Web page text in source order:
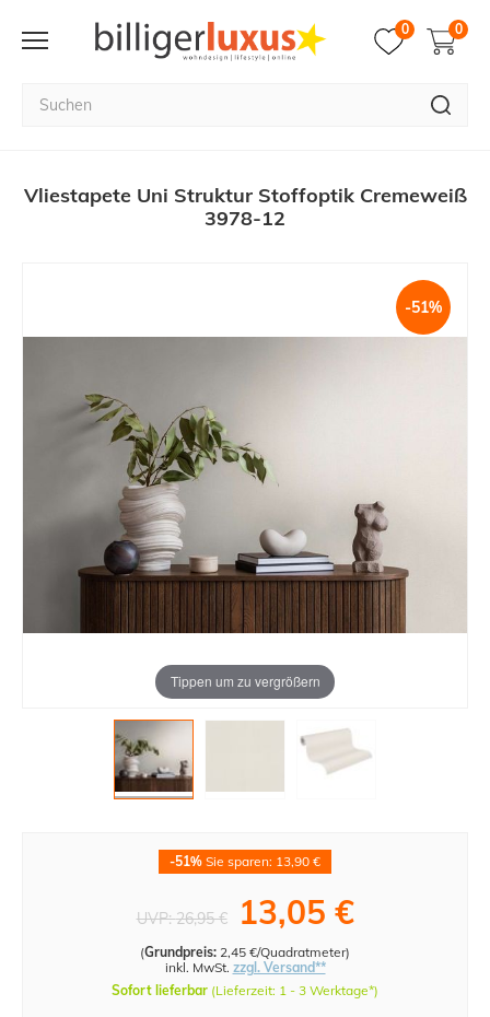
0 0
Vliestapete Uni Struktur Stoffoptik Cremeweiß
3978-12
Tippen um zu vergrößern
-51%
-51% Sie sparen: 13,90 €
UVP:26,95 € 13,05 €
(Grundpreis: 2,45 €/Quadratmeter)
inkl. MwSt. zzgl. Versand**
Sofort lieferbar (Lieferzeit: 1 - 3 Werktage*)